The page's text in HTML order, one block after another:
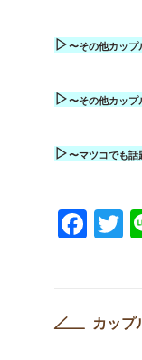
▷〜その他カッ
▷〜その他カッ
▷〜マツコでも話
カップ